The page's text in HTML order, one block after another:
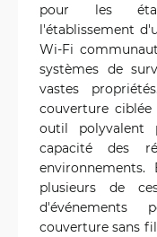
pour les
l'établissement
Wi-Fi
systèmes de
vastes
couverture
outil
capacité des
plusieurs de
d'événements
couverture sans